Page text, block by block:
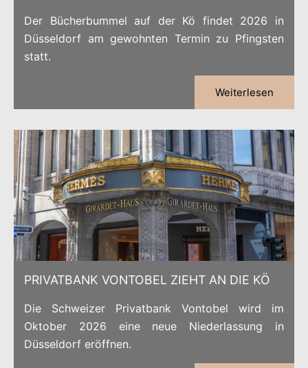
Der Bücherbummel auf der Kö findet 2026 in
Düsseldorf am gewohnten Termin zu Pfingsten
statt.
Weiterlesen
PRIVATBANK VONTOBEL ZIEHT AN DIE KÖ
Die Schweizer Privatbank Vontobel wird im
Oktober 2026 eine neue Niederlassung in
Düsseldorf eröffnen.